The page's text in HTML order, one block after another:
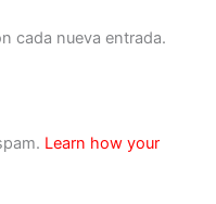
cada nueva entrada.
Learn how your